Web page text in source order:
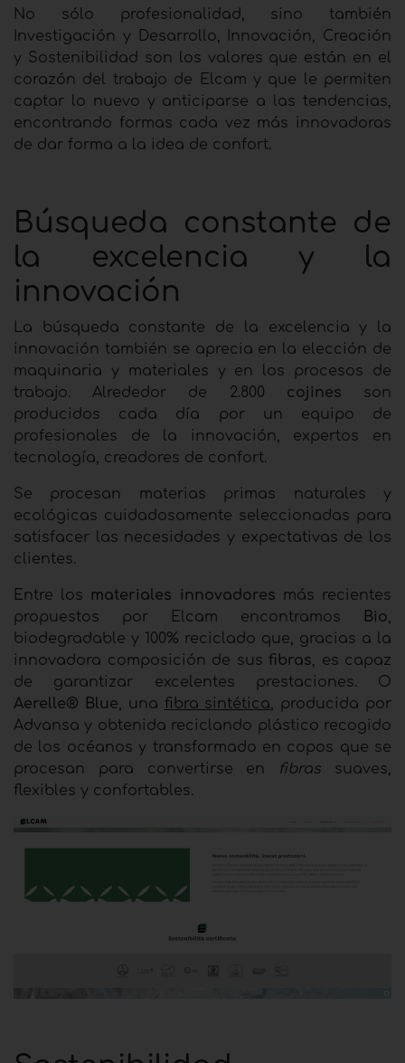
No sólo profesionalidad, sino también
Investigación y Desarrollo, Innovación, Creación
y Sostenibilidad son los valores que están en el
corazón del trabajo de Elcam y que le permiten
captar lo nuevo y anticiparse a las tendencias,
encontrando formas cada vez más innovadoras
de dar forma a la idea de confort.
Búsqueda constante de
la excelencia y la
innovación
La búsqueda constante de la excelencia y la
innovación también se aprecia en la elección de
maquinaria y materiales y en los procesos de
trabajo. Alrededor de 2.800 cojines son
producidos cada día por un equipo de
profesionales de la innovación, expertos en
tecnología, creadores de confort.
Se procesan materias primas naturales y
ecológicas cuidadosamente seleccionadas para
satisfacer las necesidades y expectativas de los
clientes.
Entre los materiales innovadores más recientes
propuestos por Elcam encontramos
Bio,
biodegradable y 100% reciclado que, gracias a la
innovadora composición de sus fibras, es capaz
de garantizar excelentes prestaciones. O
Aerelle® Blue, una fibra sintética, producida por
Advansa y obtenida reciclando plástico recogido
de los océanos y transformado en copos que se
procesan para convertirse en fibras suaves,
flexibles y confortables.